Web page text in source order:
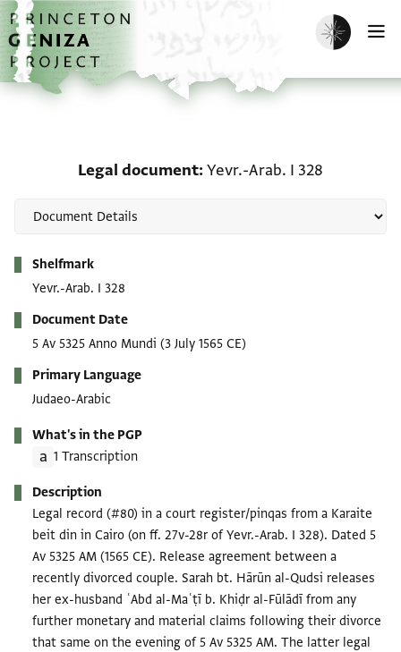
Skip to main content
home
Enable dark
Legal document Yevr.-Arab. I 328
Shelfmark
Yevr.-Arab. I 328
Document Date
5 Av 5325 Anno Mundi (3 July 1565 CE)
Primary Language
Judaeo-Arabic
What's in the PGP
1 Transcription
Description
Legal record (#80) in a court register/pinqas from a Karaite
beit din in Cairo (on ff. 27v-28r of Yevr.-Arab. I 328). Dated 5
Av 5325 AM (1565 CE). Release agreement between a
recently divorced couple. Sarah bt. Hārūn al-Qudsi releases
her ex-husband ʿAbd al-Maʿṭī b. Khiḍr al-Fūlādī from any
further monetary and material claims following their divorce
that same on the evening of 5 Av 5325 AM. The latter legal